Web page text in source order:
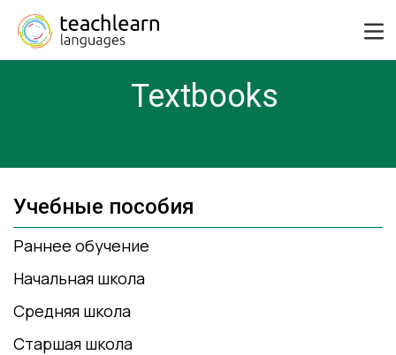
Textbooks
Учебные пособия
Раннее обучение
Начальная школа
Средняя школа
Старшая школа